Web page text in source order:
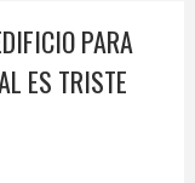
PARA
ES TRISTE